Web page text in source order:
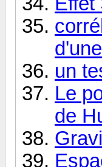
un
Le
de